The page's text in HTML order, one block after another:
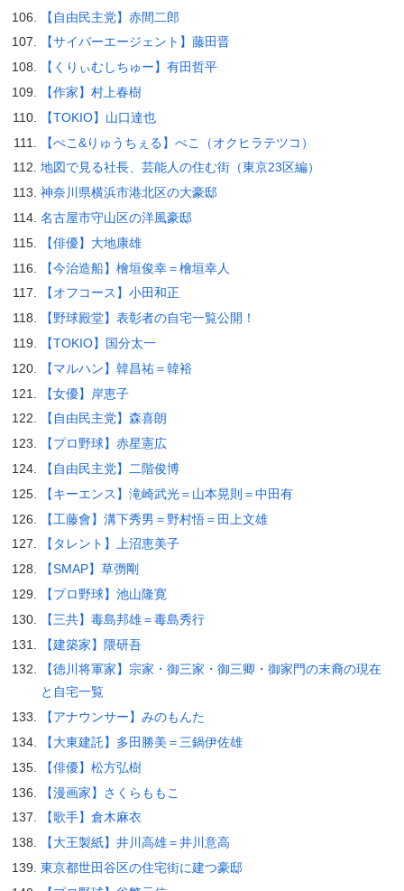
【自由民主党】赤間二郎
【サイバーエージェント】藤田晋
【くりぃむしちゅー】有田哲平
【作家】村上春樹
【TOKIO】山口達也
【ぺこ&りゅうちぇる】ぺこ（オクヒラテツコ）
地図で見る社長、芸能人の住む街（東京23区編）
神奈川県横浜市港北区の大豪邸
名古屋市守山区の洋風豪邸
【俳優】大地康雄
【今治造船】檜垣俊幸＝檜垣幸人
【オフコース】小田和正
【野球殿堂】表彰者の自宅一覧公開！
【TOKIO】国分太一
【マルハン】韓昌祐＝韓裕
【女優】岸恵子
【自由民主党】森喜朗
【プロ野球】赤星憲広
【自由民主党】二階俊博
【キーエンス】滝崎武光＝山本晃則＝中田有
【工藤會】溝下秀男＝野村悟＝田上文雄
【タレント】上沼恵美子
【SMAP】草彅剛
【プロ野球】池山隆寛
【三共】毒島邦雄＝毒島秀行
【建築家】隈研吾
【徳川将軍家】宗家・御三家・御三卿・御家門の末裔の現在
と自宅一覧
【アナウンサー】みのもんた
【大東建託】多田勝美＝三鍋伊佐雄
【俳優】松方弘樹
【漫画家】さくらももこ
【歌手】倉木麻衣
【大王製紙】井川高雄＝井川意高
東京都世田谷区の住宅街に建つ豪邸